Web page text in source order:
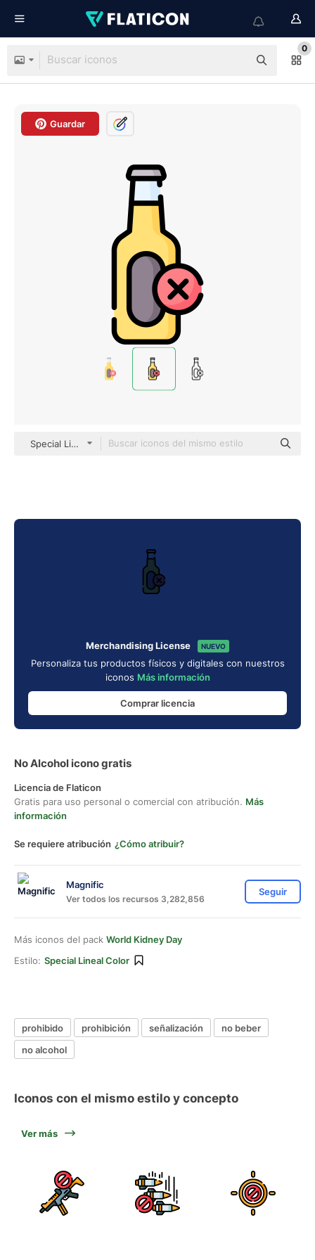
0
Guardar
Special Lineal color
Merchandising License NUEVO
Personaliza tus productos físicos y digitales con nuestros
iconos Más información
Comprar licencia
No Alcohol icono gratis
Licencia de Flaticon
Gratis para uso personal o comercial con atribución. Más
información
Se requiere atribución ¿Cómo atribuir?
Magnific
Ver todos los recursos 3,282,856
Seguir
Más iconos del pack World Kidney Day
Estilo: Special Lineal Color
prohibido prohibición señalización
no beber
no alcohol
Iconos con el mismo estilo y concepto
Ver más